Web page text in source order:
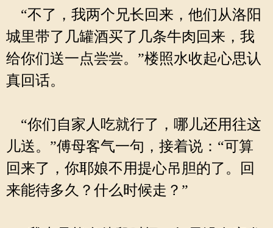
“不了，我两个兄长回来，他们从洛阳
城里带了几罐酒买了几条牛肉回来，我
给你们送一点尝尝。”楼照水收起心思认
真回话。
“你们自家人吃就行了，哪儿还用往这
儿送。”傅母客气一句，接着说：“可算
回来了，你耶娘不用提心吊胆的了。回
来能待多久？什么时候走？”